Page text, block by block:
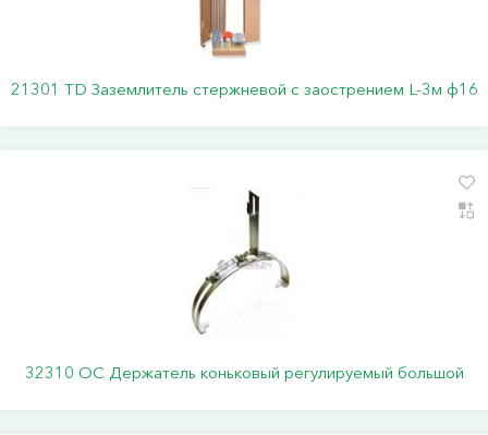
21301 TD Заземлитель стержневой c заострением L-3м ф16
32310 ОС Держатель коньковый регулируемый большой